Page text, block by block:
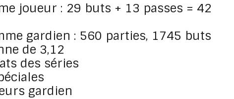
joueur : 29 buts + 13 passes = 42
gardien : 560 parties, 1745 buts
de 3,12
des séries
gardien